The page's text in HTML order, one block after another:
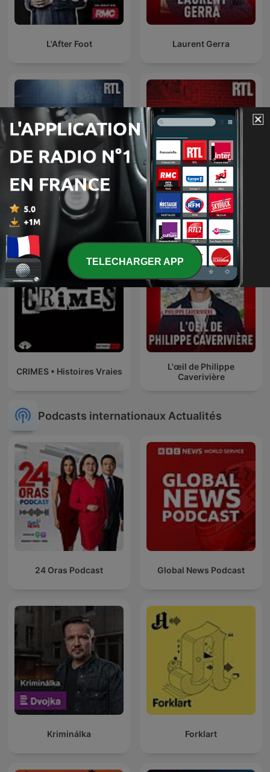
L'After Foot Laurent Gerra
Enquêtes criminelles
L’heure du crime : les
archives de Jacques
Pradel
CRIMES • Histoires Vraies
L'œil de Philippe
Caverivière
Podcasts internationaux Actualités
24 Oras Podcast Global News Podcast
Kriminálka Forklart
TELECHARGER APP